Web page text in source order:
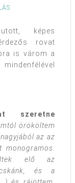
képes
rovat
is várom a
szeretne
örököltem
az az
monogramos.
elő az
és a